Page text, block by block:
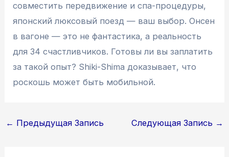
совместить передвижение и спа-процедуры,
японский люксовый поезд — ваш выбор. Онсен
в вагоне — это не фантастика, а реальность
для 34 счастливчиков. Готовы ли вы заплатить
за такой опыт? Shiki-Shima доказывает, что
роскошь может быть мобильной.
Навигация
← Предыдущая Запись Следующая Запись →